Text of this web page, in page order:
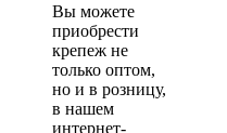
Вы можете
приобрести
крепеж не
только оптом,
но и в розницу,
в нашем
интернет-